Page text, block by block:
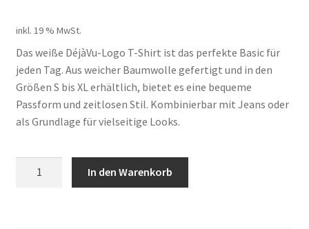
Shop
Vertrag widerrufen
inkl. 19 % MwSt.
Das weiße DéjàVu-Logo T-Shirt ist das perfekte Basic für
jeden Tag. Aus weicher Baumwolle gefertigt und in den
Größen S bis XL erhältlich, bietet es eine bequeme
Passform und zeitlosen Stil. Kombinierbar mit Jeans oder
als Grundlage für vielseitige Looks.
In den Warenkorb